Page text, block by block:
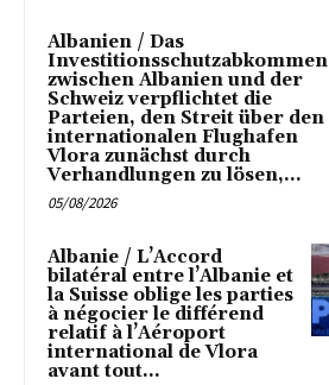
Albanien / Das
Investitionsschutzabkommen
zwischen Albanien und der
Schweiz verpflichtet die
Parteien, den Streit über den
internationalen Flughafen
Vlora zunächst durch
Verhandlungen zu lösen,...
05/08/2026
Albanie / L’Accord
bilatéral entre l’Albanie et
la Suisse oblige les parties
à négocier le différend
relatif à l’Aéroport
international de Vlora
avant tout...